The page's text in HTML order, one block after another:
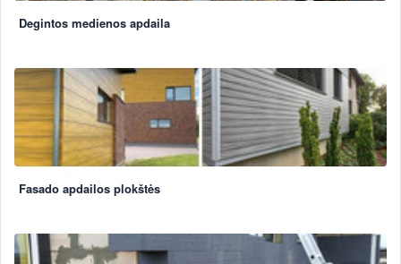
Degintos medienos apdaila
Fasado apdailos plokštės